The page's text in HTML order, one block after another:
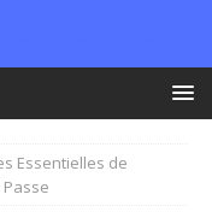
Essentielles de